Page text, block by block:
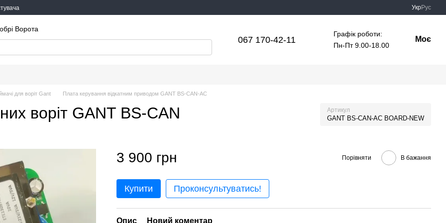
УкрРус
Ворота
067 170-42-11
Графік роботи:
Пн-Пт 9.00-18.00
Моє
для воріт Gant Плата керування відкатним приводом GANT BS-CAN-AC
воріт GANT BS-CAN Артикул
GANT BS-CAN-AC BOARD-NEW
3 900 грн Порівняти В бажання
Купити Проконсультуватись!
Опис
Новий коментар